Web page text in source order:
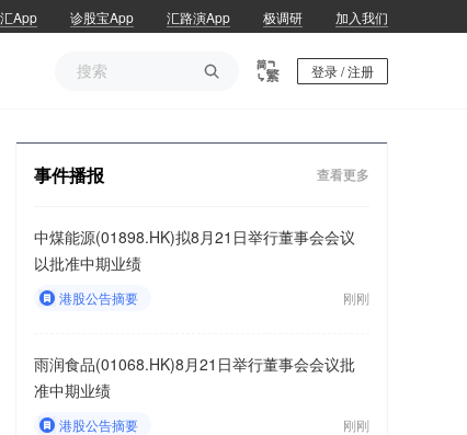
App 诊股宝App 汇路演App 极调研 加入我们
 登录 / 注册
事件播报 查看更多
中煤能源(01898.HK)拟8月21日举行董事会会议
以批准中期业绩
港股公告摘要 刚刚
雨润食品(01068.HK)8月21日举行董事会会议批
准中期业绩
港股公告摘要 刚刚